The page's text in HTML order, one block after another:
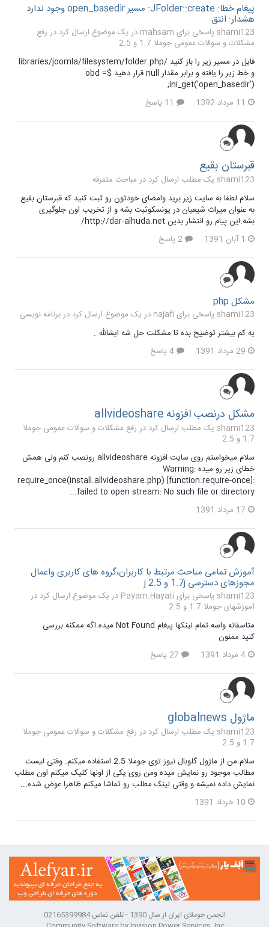
پیغام خطا: JFolder::create: مسیر open_basedir وجود ندارد
هشدار: انتق
shami123 پاسخی برای mahsam در یک موضوع ارسال کرد در
رفع
مشکلات و سوالات عمومی جوملا 1.7 و 2.5
فایل در مسیر زیر را باز کنید /libraries/joomla/filesystem/folder.php
و خط زیر را یافته و برابر مقدار null قرار دهید $obd =
ini_get('open_basedir');
11 مرداد 1392
قبرستان بقیع
shami123 یک مطلب ارسال کرد در
مباحث متفرقه
سلام لطفا به سایت زیر برید وامضای خودتون رو ثبت کنید که قبرستان بقیع
به عنوان میراث شیعیان در یونسکوثبت بشه و از تخریب اون جلوگیری
بشه.این پیام رو انتشار بدین http://dar-alhuda.net/
1 آبان 1391
مشکل php
shami123 پاسخی برای najafi در یک موضوع ارسال کرد در
برنامه نویسی
یه کم بیشتر توضیح بده تا مشکلت حل شه ایشالله .
29 مرداد 1391
مشکل درنصب افزونه allvideoshare
shami123 یک مطلب ارسال کرد در
رفع مشکلات و سوالات عمومی جوملا
1.7 و 2.5
سلام.میخواستم روی سایت افزونه allvideoshare رونصب کنم ولی همش
خطای زیر رو میده Warning:
require_once(install.allvideoshare.php) [function.require-once]:
failed to open stream: No such file or directory...
17 مرداد 1391
آموزش تمامی مباحث مرتبط با کاربران،گروه های کاربری واعمال
مجوزهای دسترسی 1.7j و 2.5 j
shami123 پاسخی برای Payam.Hayati در یک موضوع ارسال کرد در
آموزشهای جوملا 1.7 و 2.5
متاسفانه واسه تمام لینکها پیغام Not Found میده.اگه ممکنه بررسی
کنید.ممنون
4 مرداد 1391
ماژول globalnews
shami123 یک مطلب ارسال کرد در
رفع مشکلات و سوالات عمومی جوملا
1.7 و 2.5
سلام.من از ماژول گلوبال نیوز توی جوملا 2.5 استفاده میکنم. وقتی لیست
مطالب موجود رو نمایش میده ومن روی یکی از اونها کلیک میکنم اون مطلب
نمایش داده نمیشه و وقتی لینک مطلب رو تماشا میکنم ظاهرا عوض شده...
10 خرداد 1391
انجمن جوملای ایران از سال 1390 - تلفن تماس 02165399984